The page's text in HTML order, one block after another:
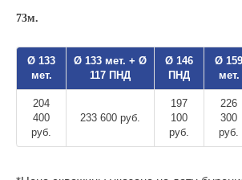
73м.
Ø 133
мет.
Ø 133 мет. + Ø
117 ПНД
Ø 146
ПНД
Ø 159
мет.
204
400
руб.
233 600 руб.
197
100
руб.
226
300
руб.